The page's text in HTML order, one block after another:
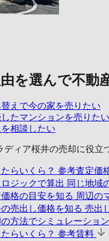
を選んで不動
えで今の家を売りたい
たマンションを売りたい
相談したい
ディア桜井の売却に役立
らいくら？ 参考査定価
ジックで算出 同じ地域
格の目安を知る 周辺の
売出し価格を知る 売出
方法でシミュレーション
らいくら？ 参考賃料